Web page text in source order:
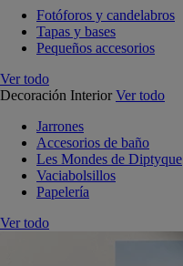
Fotóforos y candelabros
Tapas y bases
Pequeños accesorios
Ver todo
Decoración Interior Ver todo
Jarrones
Accesorios de baño
Les Mondes de Diptyque
Vaciabolsillos
Papelería
Ver todo